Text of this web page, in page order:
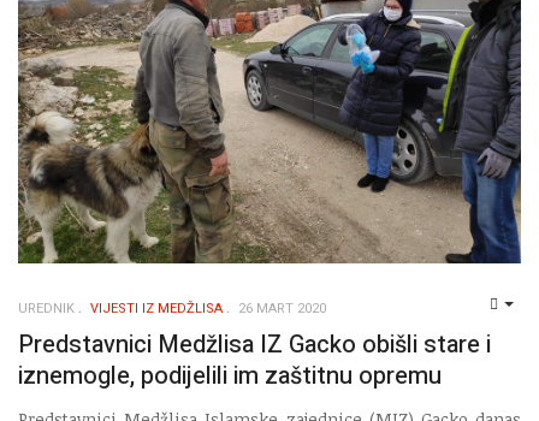
UREDNIK VIJESTI IZ MEDŽLISA 26 MART 2020
Predstavnici Medžlisa IZ Gacko obišli stare i
iznemogle, podijelili im zaštitnu opremu